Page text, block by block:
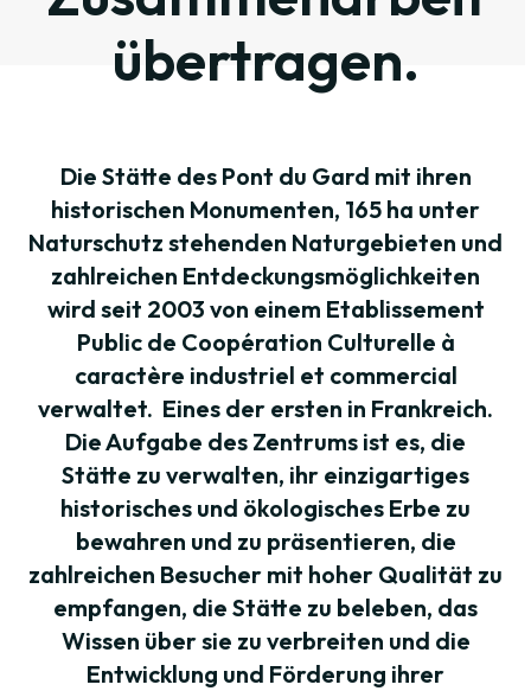
übertragen.
Die Stätte des Pont du Gard mit ihren
historischen Monumenten, 165 ha unter
Naturschutz stehenden Naturgebieten und
zahlreichen Entdeckungsmöglichkeiten
wird seit 2003 von einem Etablissement
Public de Coopération Culturelle à
caractère industriel et commercial
verwaltet. Eines der ersten in Frankreich.
Die Aufgabe des Zentrums ist es, die
Stätte zu verwalten, ihr einzigartiges
historisches und ökologisches Erbe zu
bewahren und zu präsentieren, die
zahlreichen Besucher mit hoher Qualität zu
empfangen, die Stätte zu beleben, das
Wissen über sie zu verbreiten und die
Entwicklung und Förderung ihrer